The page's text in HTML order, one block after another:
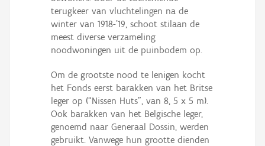
terugkeer van vluchtelingen na de
winter van 1918-'19, schoot stilaan de
meest diverse verzameling
noodwoningen uit de puinbodem op.
Om de grootste nood te lenigen kocht
het Fonds eerst barakken van het Britse
leger op (“Nissen Huts”, van 8, 5 x 5 m).
Ook barakken van het Belgische leger,
genoemd naar Generaal Dossin, werden
gebruikt. Vanwege hun grootte dienden